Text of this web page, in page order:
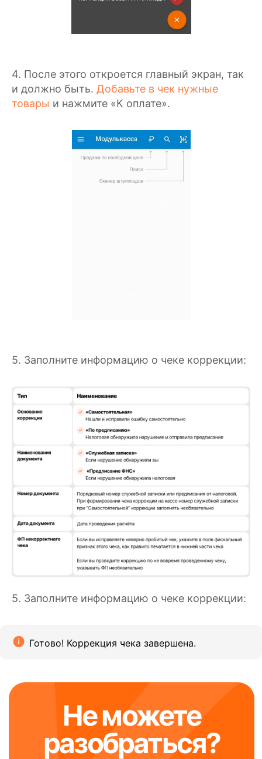
4. После этого откроется главный экран, так
и должно быть. Добавьте в чек нужные
товары и нажмите «К оплате».
5. Заполните информацию о чеке коррекции:
5. Заполните информацию о чеке коррекции:
Готово! Коррекция чека завершена.
начать легче! Принимайте оплату
по картам на сайте,
в приложении или мессенджерах
и сэкономьте на покупке
оборудования
всю компанию
Подключить